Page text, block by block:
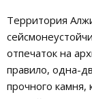
Территория
отпечаток на
правило, одна-
прочного